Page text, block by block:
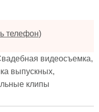
телефон)
видеосъемка,
выпускных,
клипы